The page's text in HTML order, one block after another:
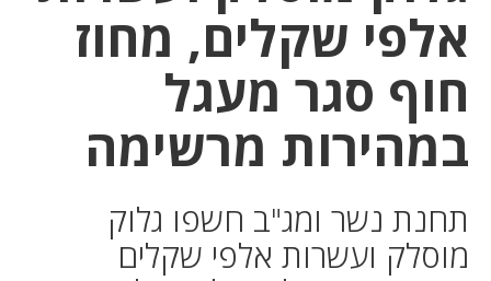
אלפי שקלים, מחוז
חוף סגר מעגל
במהירות מרשימה
תחנת נשר ומג"ב חשפו גלוק
מוסלק ועשרות אלפי שקלים